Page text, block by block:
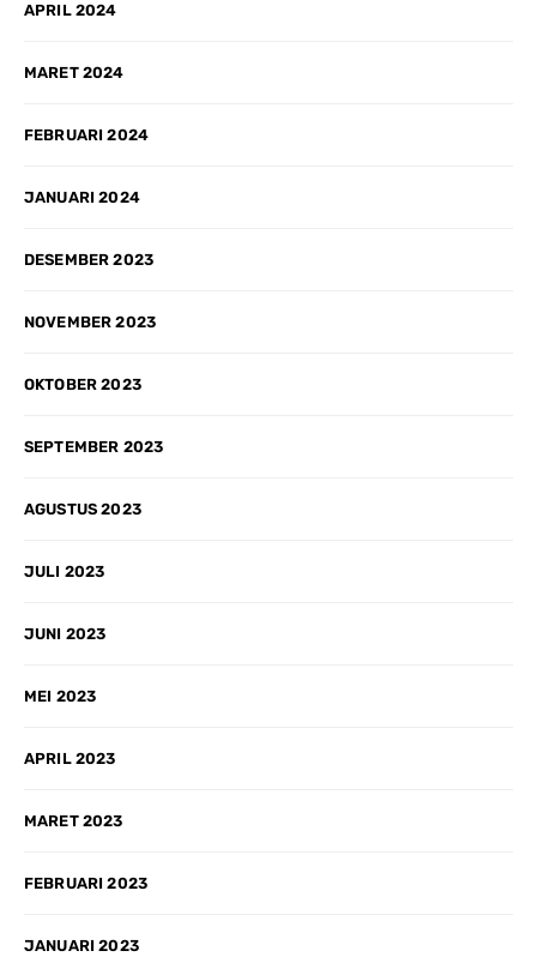
APRIL 2024
MARET 2024
FEBRUARI 2024
JANUARI 2024
DESEMBER 2023
NOVEMBER 2023
OKTOBER 2023
SEPTEMBER 2023
AGUSTUS 2023
JULI 2023
JUNI 2023
MEI 2023
APRIL 2023
MARET 2023
FEBRUARI 2023
JANUARI 2023